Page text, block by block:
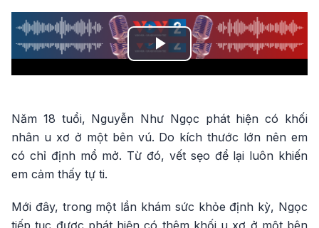
Play
Năm 18 tuổi, Nguyễn Như Ngọc phát hiện có khối
nhân u xơ ở một bên vú. Do kích thước lớn nên em
có chỉ định mổ mở. Từ đó, vết sẹo để lại luôn khiến
em cảm thấy tự ti.
Mới đây, trong một lần khám sức khỏe định kỳ, Ngọc
tiếp tục được phát hiện có thêm khối u xơ ở một bên